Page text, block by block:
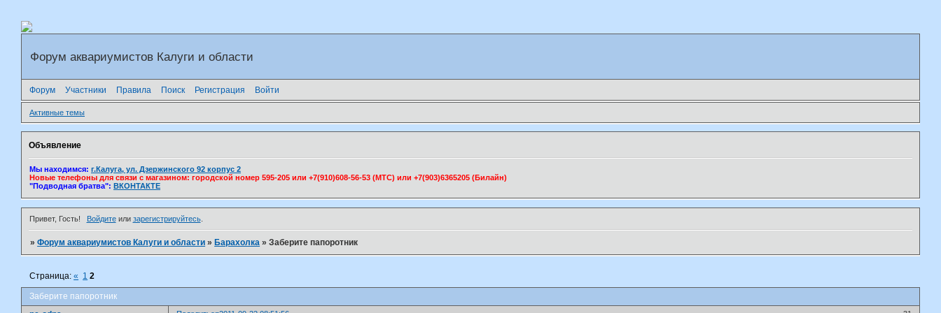
Форум аквариумистов Калуги и области
Форум Участники Правила Поиск Регистрация Войти
Активные темы
Объявление
Мы находимся: г.Калуга, ул. Дзержинского 92 корпус 2
Новые телефоны для связи с магазином: городской номер 595-205 или +7(910)608-56-53 (МТС) или +7(903)6365205 (Билайн)
"Подводная братва": ВКОНТАКТЕ
Привет, Гость! Войдитеили зарегистрируйтесь.
»Форум аквариумистов Калуги и области » Барахолка »Заберите папоротник
Заберите папоротник
Страница:« 1 2